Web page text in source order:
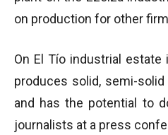
on production for other
On El Tío industrial estate
produces solid, semi-
and has the potential to
journalists at a press